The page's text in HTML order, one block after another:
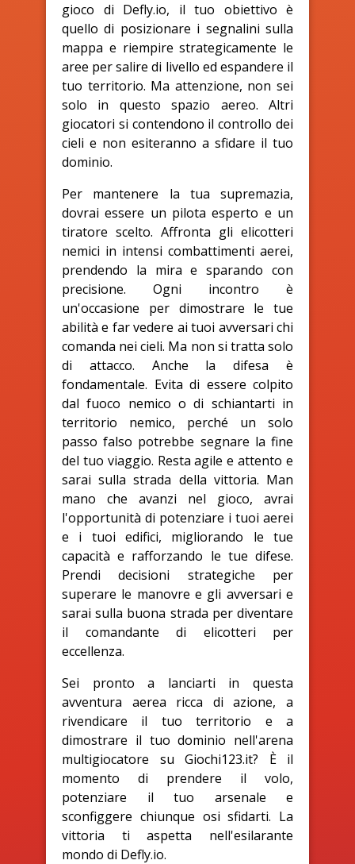
gioco di Defly.io, il tuo obiettivo è
quello di posizionare i segnalini sulla
mappa e riempire strategicamente le
aree per salire di livello ed espandere il
tuo territorio. Ma attenzione, non sei
solo in questo spazio aereo. Altri
giocatori si contendono il controllo dei
cieli e non esiteranno a sfidare il tuo
dominio.
Per mantenere la tua supremazia,
dovrai essere un pilota esperto e un
tiratore scelto. Affronta gli elicotteri
nemici in intensi combattimenti aerei,
prendendo la mira e sparando con
precisione. Ogni incontro è
un'occasione per dimostrare le tue
abilità e far vedere ai tuoi avversari chi
comanda nei cieli. Ma non si tratta solo
di attacco. Anche la difesa è
fondamentale. Evita di essere colpito
dal fuoco nemico o di schiantarti in
territorio nemico, perché un solo
passo falso potrebbe segnare la fine
del tuo viaggio. Resta agile e attento e
sarai sulla strada della vittoria. Man
mano che avanzi nel gioco, avrai
l'opportunità di potenziare i tuoi aerei
e i tuoi edifici, migliorando le tue
capacità e rafforzando le tue difese.
Prendi decisioni strategiche per
superare le manovre e gli avversari e
sarai sulla buona strada per diventare
il comandante di elicotteri per
eccellenza.
Sei pronto a lanciarti in questa
avventura aerea ricca di azione, a
rivendicare il tuo territorio e a
dimostrare il tuo dominio nell'arena
multigiocatore su Giochi123.it? È il
momento di prendere il volo,
potenziare il tuo arsenale e
sconfiggere chiunque osi sfidarti. La
vittoria ti aspetta nell'esilarante
mondo di Defly.io.